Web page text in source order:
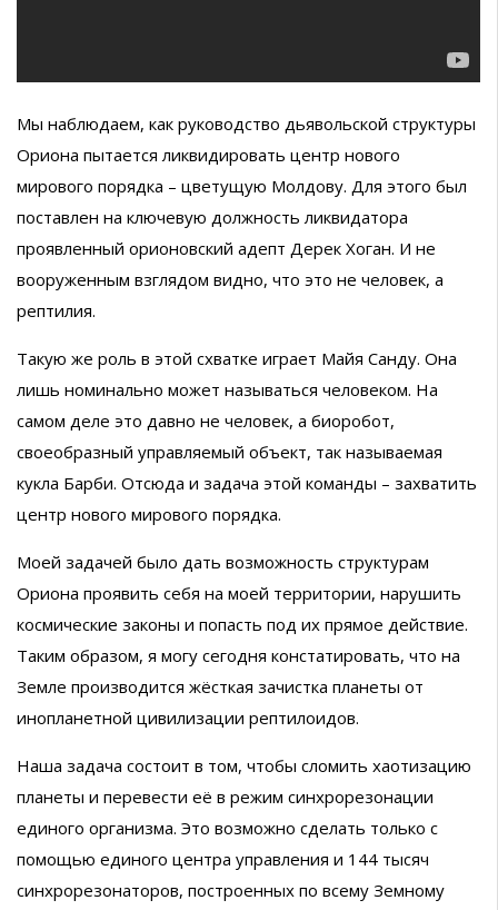
Мы наблюдаем, как руководство дьявольской структуры
Ориона пытается ликвидировать центр нового
мирового порядка – цветущую Молдову. Для этого был
поставлен на ключевую должность ликвидатора
проявленный орионовский адепт Дерек Хоган. И не
вооруженным взглядом видно, что это не человек, а
рептилия.
Такую же роль в этой схватке играет Майя Санду. Она
лишь номинально может называться человеком. На
самом деле это давно не человек, а биоробот,
своеобразный управляемый объект, так называемая
кукла Барби. Отсюда и задача этой команды – захватить
центр нового мирового порядка.
Моей задачей было дать возможность структурам
Ориона проявить себя на моей территории, нарушить
космические законы и попасть под их прямое действие.
Таким образом, я могу сегодня констатировать, что на
Земле производится жёсткая зачистка планеты от
инопланетной цивилизации рептилоидов.
Наша задача состоит в том, чтобы сломить хаотизацию
планеты и перевести её в режим синхрорезонации
единого организма. Это возможно сделать только с
помощью единого центра управления и 144 тысяч
синхрорезонаторов, построенных по всему Земному